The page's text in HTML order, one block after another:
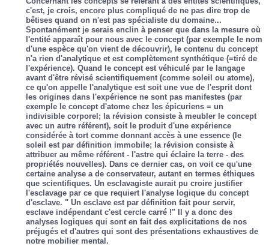
c'est, je crois, encore plus compliqué de ne pas dire trop de
bêtises quand on n'est pas spécialiste du domaine...
Spontanément je serais enclin à penser que dans la mesure où
l'entité apparaît pour nous avec le concept (par exemple le nom
d'une espèce qu'on vient de découvrir), le contenu du concept
n'a rien d'analytique et est complètement synthétique (=tiré de
l'expérience). Quand le concept est véhiculé par le langage
avant d'être révisé scientifiquement (comme soleil ou atome),
ce qu'on appelle l'analytique est soit une vue de l'esprit dont
les origines dans l'expérience ne sont pas manifestes (par
exemple le concept d'atome chez les épicuriens = un
indivisible corporel; la révision consiste à meubler le concept
avec un autre référent), soit le produit d'une expérience
considérée à tort comme donnant accès à une essence (le
soleil est par définition immobile; la révision consiste à
attribuer au même référent - l'astre qui éclaire la terre - des
propriétés nouvelles). Dans ce dernier cas, on voit ce qu'une
certaine analyse a de conservateur, autant en termes éthiques
que scientifiques. Un esclavagiste aurait pu croire justifier
l'esclavage par ce que requiert l'analyse logique du concept
d'esclave. " Un esclave est par définition fait pour servir,
esclave indépendant c'est cercle carré !" Il y a donc des
analyses logiques qui sont en fait des explicitations de nos
préjugés et d'autres qui sont des présentations exhaustives de
notre mobilier mental.